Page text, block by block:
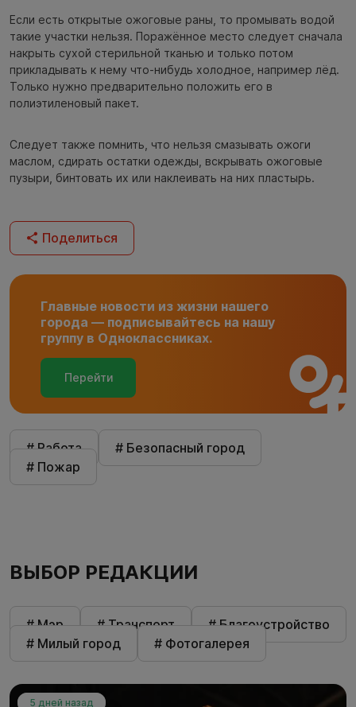
Если есть открытые ожоговые раны, то промывать водой
такие участки нельзя. Поражённое место следует сначала
накрыть сухой стерильной тканью и только потом
прикладывать к нему что-нибудь холодное, например лёд.
Только нужно предварительно положить его в
полиэтиленовый пакет.
Следует также помнить, что нельзя смазывать ожоги
маслом, сдирать остатки одежды, вскрывать ожоговые
пузыри, бинтовать их или наклеивать на них пластырь.
Поделиться
Главные новости из жизни нашего
города — подписывайтесь на нашу
группу в Одноклассниках.
Перейти
# Работа
# Безопасный город
# Пожар
ВЫБОР РЕДАКЦИИ
# Мэр # Транспорт
# Благоустройство
# Милый город
# Фотогалерея
5 дней назад